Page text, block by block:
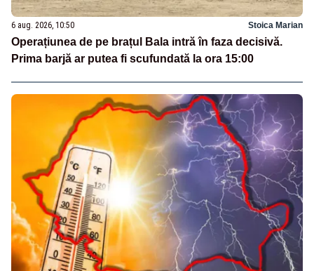
6 aug. 2026, 10:50 Stoica Marian
Operațiunea de pe brațul Bala intră în faza decisivă.
Prima barjă ar putea fi scufundată la ora 15:00